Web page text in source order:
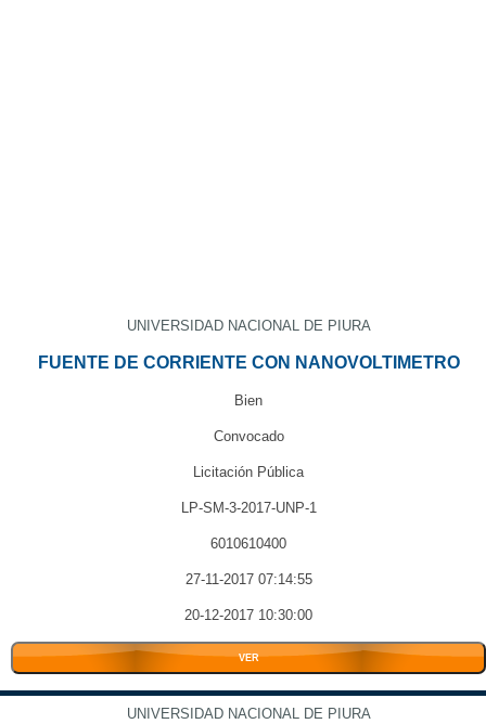
UNIVERSIDAD NACIONAL DE PIURA
FUENTE DE CORRIENTE CON NANOVOLTIMETRO
Bien
Convocado
Licitación Pública
LP-SM-3-2017-UNP-1
6010610400
27-11-2017 07:14:55
20-12-2017 10:30:00
VER
UNIVERSIDAD NACIONAL DE PIURA